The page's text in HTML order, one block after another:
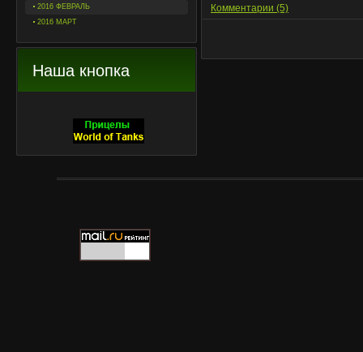
2016 ФЕВРАЛЬ
2016 МАРТ
Наша кнопка
Комментарии (5)